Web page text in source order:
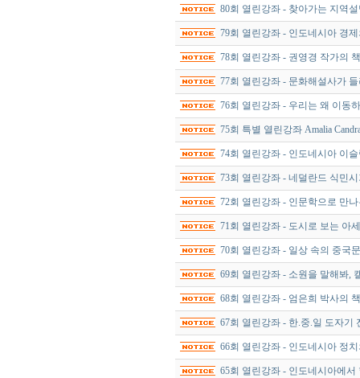
80회 열린강좌 - 찾아가는 지역
79회 열린강좌 - 인도네시아 경
78회 열린강좌 - 권영경 작가의
77회 열린강좌 - 문화해설사가
76회 열린강좌 - 우리는 왜 이동
75회 특별 열린강좌 Amalia
74회 열린강좌 - 인도네시아 이
73회 열린강좌 - 네덜란드 식민
72회 열린강좌 - 인문학으로 만
71회 열린강좌 - 도시로 보는 아
70회 열린강좌 - 일상 속의 중국
69회 열린강좌 - 소원을 말해봐,
68회 열린강좌 - 엄은희 박사의
67회 열린강좌 - 한.중.일 도자기
66회 열린강좌 - 인도네시아 정
65회 열린강좌 - 인도네시아에